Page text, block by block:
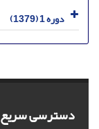
دوره 1 (1379)
دسترسی سریع